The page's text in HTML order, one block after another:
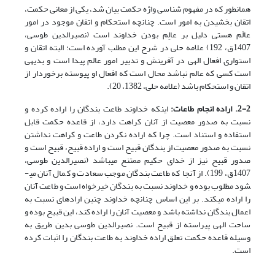
همانطور که در مفهوم شناسی واژه حکمت بیان شد، یکی از معانی حکمت،
اتقان بخشیدن به امور است. چنانچه استحکام و اتقان موجود در امور
عالَم هستی دلیل بر عالِم بودن خداوند است (نصیرالدین طوسی،
1407ق، 192) علامه حلی در شرح این مطلب آورده است: البته اتقان و
استواری افعال الهی در آفرینش و تدبیر امور عالم پیدا است و بدیهی
است کسی که عالم نباشد محال است که افعال او پیوسته برخوردار از
اتقان و استحکام باشد (علامه حلی، 1382، 20).
2-2. اراده انجام طاعات:
اینکه خداوند طاعت بندگان را اراده کرده و
نسبت به صدور معصیت از آنان کراهت دارد، از قاعده حکمت قابل
استفاده و استناد است. چرا که اراده نکردن طاعت و کراهت نداشتن
نسبت به صدور معصیت از بندگان قبیح است و اراده قبیح، قبیح است و
صدور قبیح نیز از خدای حکیم ممتنع می­باشد (نصیرالدین طوسی،
1407ق، 199). از آنجا که طاعت بندگان موجب سعادت و کمال آنان می­
شود مطلوب بوده و خداوند نسبت به بندگان خیرخواه است و طاعت آنان
را اراده می­کند. بر این اساس چنانچه خداوند چنین اراده­ای نسبت به
اعمال بندگان نداشته باشد و معصیت آنان را اراده کند، این قبیح بوده و
ساحت الهی پیراسته از قبیح است. نصیرالدین طوسی بدین طریق به
وسیله قاعده حکمت تعلق اراده خداوند به طاعت بندگان را اثبات کرده
است.